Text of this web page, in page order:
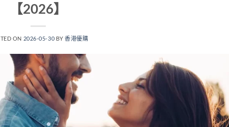
【2026】
ON 2026-05-30 BY香港優購